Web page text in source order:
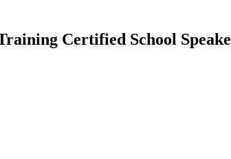
Certified School